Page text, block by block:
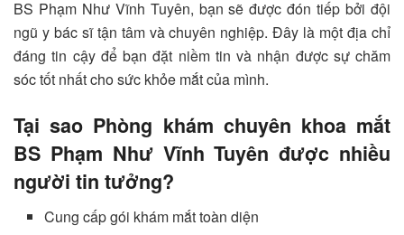
BS Phạm Như Vĩnh Tuyên, bạn sẽ được đón tiếp bởi đội
ngũ y bác sĩ tận tâm và chuyên nghiệp. Đây là một địa chỉ
đáng tin cậy để bạn đặt niềm tin và nhận được sự chăm
sóc tốt nhất cho sức khỏe mắt của mình.
Tại sao Phòng khám chuyên khoa mắt
BS Phạm Như Vĩnh Tuyên được nhiều
người tin tưởng?
Cung cấp gói khám mắt toàn diện